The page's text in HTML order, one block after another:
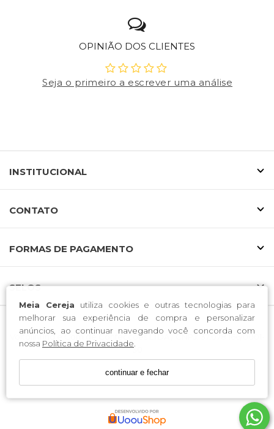
Meia Cereja utiliza cookies e outras tecnologias para
melhorar sua experiência de compra e personalizar
anúncios, ao continuar navegando você concorda com
nossa Política de Privacidade
continuar e fechar
OPINIÃO DOS CLIENTES
Seja o primeiro a escrever uma análise
INSTITUCIONAL
CONTATO
FORMAS DE PAGAMENTO
SELOS
Voltolini Ind e Com de Confeccoes LTDA / CNPJ: 37.078.166/0001-
30
Endereço: Rua Luiz Laus, 33, Edifício Vó Filomena, Apto 201,
Centro - São João Batista/SC CEP 88240-000